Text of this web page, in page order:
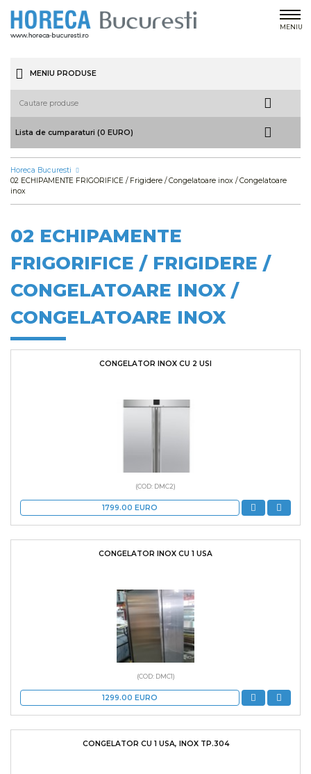
MENIU
MENIU PRODUSE
Lista de cumparaturi (0 EURO)
Horeca Bucuresti
02 ECHIPAMENTE FRIGORIFICE / Frigidere / Congelatoare inox / Congelatoare
inox
02 ECHIPAMENTE
FRIGORIFICE / FRIGIDERE /
CONGELATOARE INOX /
CONGELATOARE INOX
CONGELATOR INOX CU 2 USI
(COD: DMC2)
1799.00 EURO
CONGELATOR INOX CU 1 USA
(COD: DMC1)
1299.00 EURO
CONGELATOR CU 1 USA, INOX TP.304